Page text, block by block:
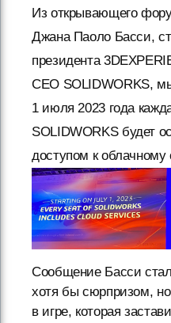
Из открывающего
Джана Паоло Басси,
президента
CEO SOLIDWORKS,
1 июля 2023 года
SOLIDWORKS будет
доступом к облачному
Сообщение Басси
хотя бы сюрпризом,
в игре, которая